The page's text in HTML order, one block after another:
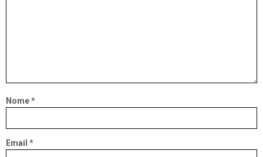
Nome*
Email *